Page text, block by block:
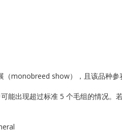
（monobreed show），且该品种
能出现超过标准 5 个毛组的情况